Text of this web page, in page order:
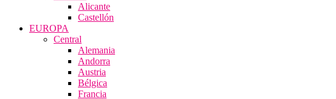
Alicante
Castellón
EUROPA
Central
Alemania
Andorra
Austria
Bélgica
Francia